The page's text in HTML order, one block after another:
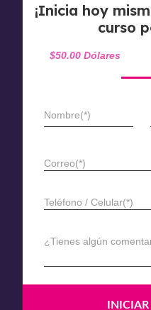
¡Inicia hoy
curso
$50.00 Dólares
Nombre(*)
Correo(*)
Teléfono / Celular(*)
¿Tienes algún